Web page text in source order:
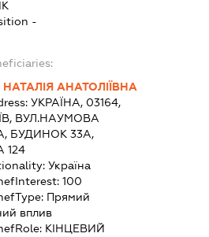
-
АНАТОЛІЇВНА
УКРАЇНА, 03164,
ВУЛ.НАУМОВА
БУДИНОК 33А,
124
Україна
100
Прямий
вплив
КІНЦЕВИЙ